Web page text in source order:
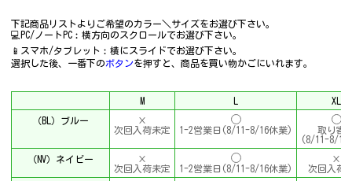
下記商品リストよりご希望のカラー＼サイズをお選び下さい。
💻PC/ノートPC︰横方向のスクロールでお選び下さい。
📱スマホ/タブレット︰横にスライドでお選び下さい。
選択した後、一番下のボタンを押すと、商品を買い物かごにいれます。
M XL
（BL）ブルー
×
次回入荷未定
1-2営業日(8/11-8/16休業)
取り寄
(8/11-8/16
（NV）ネイビー
×
次回入荷未定
1-2営業日(8/11-8/16休業)
×
次回入荷